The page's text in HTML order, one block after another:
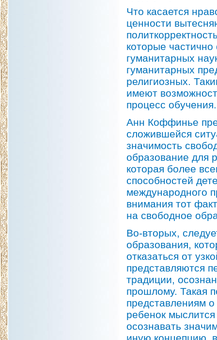
Что касается
ценности
которые
гуманитарных
гуманитарных
религиозных.
имеют
процесс обучения.
Анн Коффинье
сложившейся
значимость
образование для
которая более
способностей
международного
внимания тот
на свободное
Во-вторых,
образования,
отказаться от
представляются
традиции,
прошлому. Такая
представлениям
ребенок
осознавать
иную концепцию,